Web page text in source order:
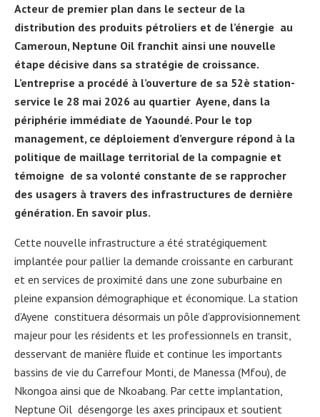
Acteur de premier plan dans le secteur de la
distribution des produits pétroliers et de l’énergie au
Cameroun, Neptune Oil franchit ainsi une nouvelle
étape décisive dans sa stratégie de croissance.
L’entreprise a procédé à l’ouverture de sa 52è station-
service le 28 mai 2026 au quartier Ayene, dans la
périphérie immédiate de Yaoundé. Pour le top
management, ce déploiement d’envergure répond à la
politique de maillage territorial de la compagnie et
témoigne de sa volonté constante de se rapprocher
des usagers à travers des infrastructures de dernière
génération. En savoir plus.
Cette nouvelle infrastructure a été stratégiquement
implantée pour pallier la demande croissante en carburant
et en services de proximité dans une zone suburbaine en
pleine expansion démographique et économique. La station
d’Ayene constituera désormais un pôle d’approvisionnement
majeur pour les résidents et les professionnels en transit,
desservant de manière fluide et continue les importants
bassins de vie du Carrefour Monti, de Manessa (Mfou), de
Nkongoa ainsi que de Nkoabang. Par cette implantation,
Neptune Oil désengorge les axes principaux et soutient